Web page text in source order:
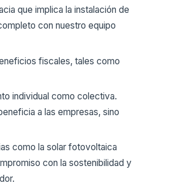
que implica la instalación de
con nuestro equipo
fiscales, tales como
individual como colectiva.
a las empresas, sino
como la solar fotovoltaica
con la sostenibilidad y